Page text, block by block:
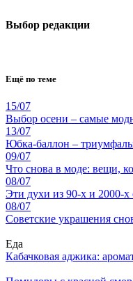
Выбор редакции
Ещё по теме
15/07
Выбор осени – самые
13/07
Юбка-баллон –
09/07
Что снова в моде: вещи,
08/07
Эти духи из 90-х и 2000-
08/07
Советские украшения
Еда
Кабачковая аджика: